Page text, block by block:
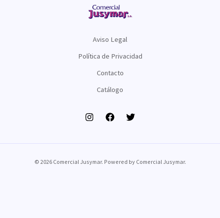
Aviso Legal
Política de Privacidad
Contacto
Catálogo
© 2026 Comercial Jusymar. Powered by Comercial Jusymar.